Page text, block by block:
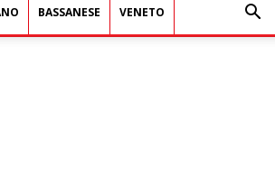
BASSANESE VENETO